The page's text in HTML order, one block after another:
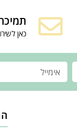
כאן